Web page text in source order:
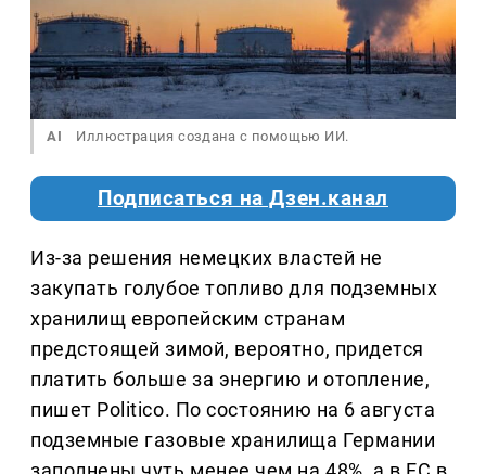
AI Иллюстрация создана с помощью ИИ.
Подписаться на Дзен.канал
Из-за решения немецких властей не
закупать голубое топливо для подземных
хранилищ европейским странам
предстоящей зимой, вероятно, придется
платить больше за энергию и отопление,
пишет Politico. По состоянию на 6 августа
подземные газовые хранилища Германии